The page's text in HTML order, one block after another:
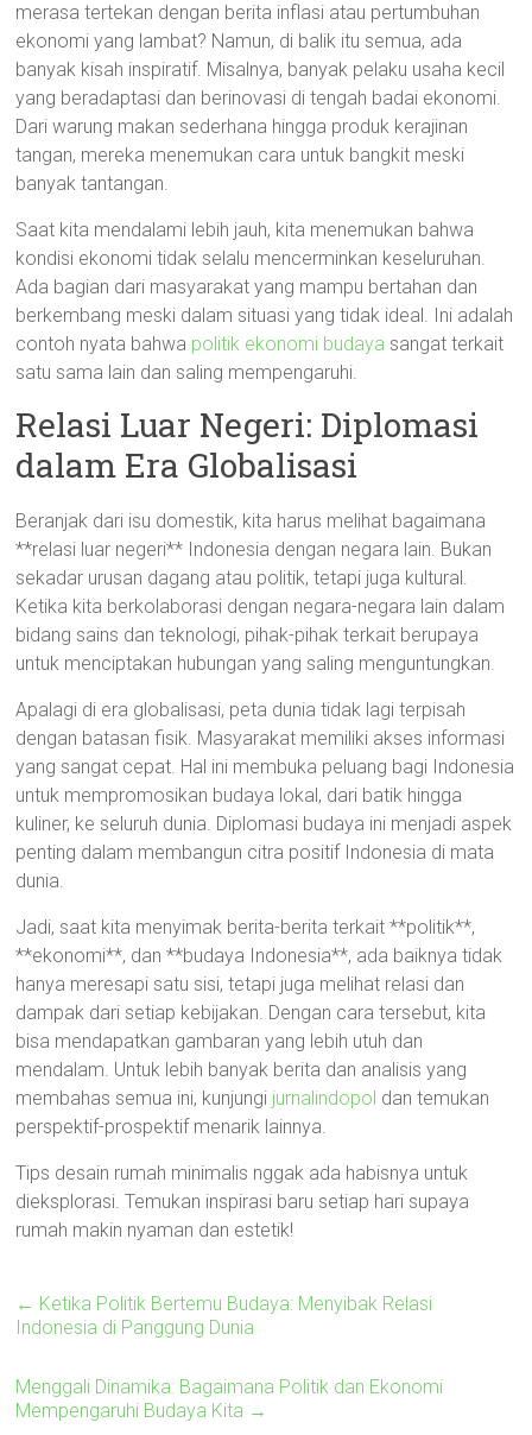
merasa tertekan dengan berita inflasi atau pertumbuhan
ekonomi yang lambat? Namun, di balik itu semua, ada
banyak kisah inspiratif. Misalnya, banyak pelaku usaha kecil
yang beradaptasi dan berinovasi di tengah badai ekonomi.
Dari warung makan sederhana hingga produk kerajinan
tangan, mereka menemukan cara untuk bangkit meski
banyak tantangan.
Saat kita mendalami lebih jauh, kita menemukan bahwa
kondisi ekonomi tidak selalu mencerminkan keseluruhan.
Ada bagian dari masyarakat yang mampu bertahan dan
berkembang meski dalam situasi yang tidak ideal. Ini adalah
contoh nyata bahwa politik ekonomi budaya sangat terkait
satu sama lain dan saling mempengaruhi.
Relasi Luar Negeri: Diplomasi
dalam Era Globalisasi
Beranjak dari isu domestik, kita harus melihat bagaimana
**relasi luar negeri** Indonesia dengan negara lain. Bukan
sekadar urusan dagang atau politik, tetapi juga kultural.
Ketika kita berkolaborasi dengan negara-negara lain dalam
bidang sains dan teknologi, pihak-pihak terkait berupaya
untuk menciptakan hubungan yang saling menguntungkan.
Apalagi di era globalisasi, peta dunia tidak lagi terpisah
dengan batasan fisik. Masyarakat memiliki akses informasi
yang sangat cepat. Hal ini membuka peluang bagi Indonesia
untuk mempromosikan budaya lokal, dari batik hingga
kuliner, ke seluruh dunia. Diplomasi budaya ini menjadi aspek
penting dalam membangun citra positif Indonesia di mata
dunia.
Jadi, saat kita menyimak berita-berita terkait **politik**,
**ekonomi**, dan **budaya Indonesia**, ada baiknya tidak
hanya meresapi satu sisi, tetapi juga melihat relasi dan
dampak dari setiap kebijakan. Dengan cara tersebut, kita
bisa mendapatkan gambaran yang lebih utuh dan
mendalam. Untuk lebih banyak berita dan analisis yang
membahas semua ini, kunjungi jurnalindopol dan temukan
perspektif-prospektif menarik lainnya.
Tips desain rumah minimalis nggak ada habisnya untuk
dieksplorasi. Temukan inspirasi baru setiap hari supaya
rumah makin nyaman dan estetik!
← Ketika Politik Bertemu Budaya: Menyibak Relasi
Indonesia di Panggung Dunia
Menggali Dinamika: Bagaimana Politik dan Ekonomi
Mempengaruhi Budaya Kita →